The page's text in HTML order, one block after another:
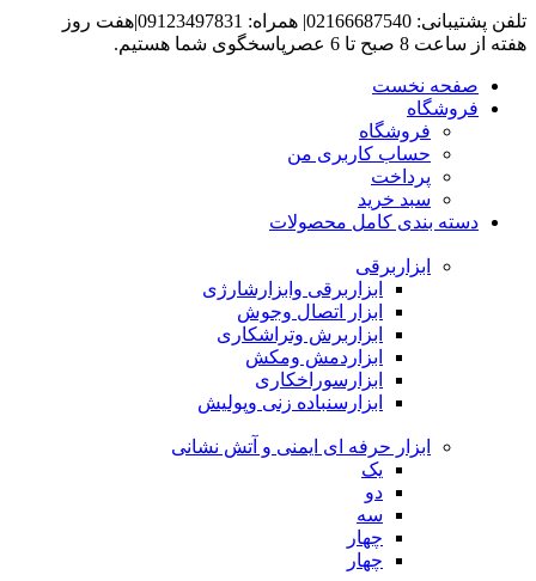
تلفن پشتیبانی: 02166687540| همراه: 09123497831|هفت روز
هفته از ساعت 8 صبح تا 6 عصرپاسخگوی شما هستیم.
صفحه نخست
فروشگاه
فروشگاه
حساب کاربری من
پرداخت
سبد خرید
دسته بندی کامل محصولات
ابزاربرقی
ابزاربرقی وابزارشارژی
ابزار اتصال وجوش
ابزاربرش وتراشکاری
ابزاردمش ومکش
ابزارسوراخکاری
ابزارسنباده زنی وپولیش
ابزار حرفه ای ایمنی و آتش نشانی
یک
دو
سه
چهار
چهار